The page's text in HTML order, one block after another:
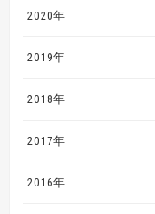
2020年
2019年
2018年
2017年
2016年